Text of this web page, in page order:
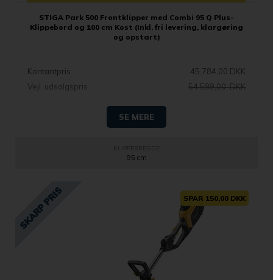
STIGA Park 500 Frontklipper med Combi 95 Q Plus-
Klippebord og 100 cm Kost (Inkl. fri levering, klargøring
og opstart)
Kontantpris
45.784,00 DKK
Vejl. udsalgspris
54.599,00 DKK
SE MERE
95 cm
SPAR 150,00 DKK